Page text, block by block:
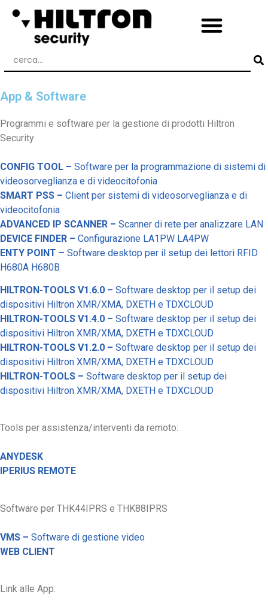
App & Software
Programmi e software per la gestione di prodotti Hiltron
Security
CONFIG TOOL – Software per la programmazione di sistemi di
videosorveglianza e di videocitofonia
SMART PSS – Client per sistemi di videosorveglianza e di
videocitofonia
ADVANCED IP SCANNER – Scanner di rete per analizzare LAN
DEVICE FINDER – Configurazione LA1PW LA4PW
ENTY POINT – Software desktop per il setup dei lettori RFID
H680A H680B
HILTRON-TOOLS V1.6.0 – Software desktop per il setup dei
dispositivi Hiltron XMR/XMA, DXETH e TDXCLOUD
HILTRON-TOOLS V1.4.0 – Software desktop per il setup dei
dispositivi Hiltron XMR/XMA, DXETH e TDXCLOUD
HILTRON-TOOLS V1.2.0 – Software desktop per il setup dei
dispositivi Hiltron XMR/XMA, DXETH e TDXCLOUD
HILTRON-TOOLS – Software desktop per il setup dei
dispositivi Hiltron XMR/XMA, DXETH e TDXCLOUD
Tools per assistenza/interventi da remoto:
ANYDESK
IPERIUS REMOTE
Software per THK44IPRS e THK88IPRS
VMS – Software di gestione video
WEB CLIENT
Link alle App: